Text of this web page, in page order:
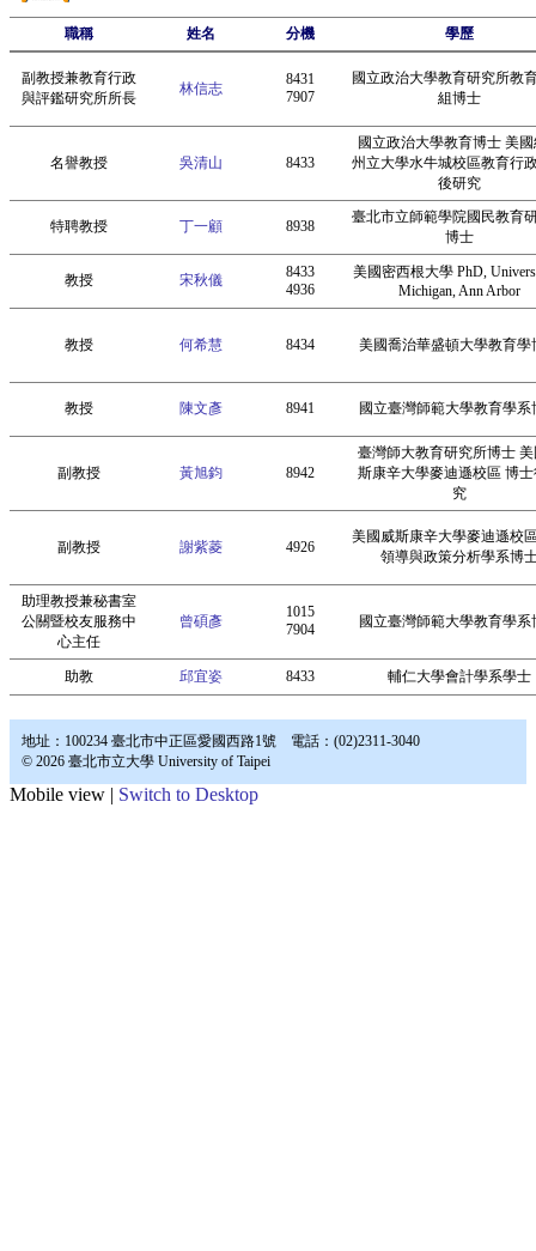
職稱 姓名 分機 學歷
副教授兼教育行政
與評鑑研究所所長
林信志
8431
7907
國立政治大學教育研究所教
組博士
名譽教授 吳清山 8433
國立政治大學教育博士 美
州立大學水牛城校區教育行
後研究
特聘教授 丁一顧 8938
臺北市立師範學院國民教育
博士
教授 宋秋儀
8433
4936
美國密西根大學 PhD,
Michigan, Ann Arbor
教授 何希慧 8434 美國喬治華盛頓大學教育學
教授 陳文彥 8941 國立臺灣師範大學教育學系
副教授 黃旭鈞 8942
臺灣師大教育研究所博士
斯康辛大學麥迪遜校區 博
究
副教授 謝紫菱 4926
美國威斯康辛大學麥迪遜校
領導與政策分析學系博
助理教授兼秘書室
公關暨校友服務中
心主任
曾碩彥
1015
7904
國立臺灣師範大學教育學系
助教 邱宜姿 8433 輔仁大學會計學系學士
地址：100234 臺北市中正區愛國西路1號 電話：(02)2311-3040
© 2026 臺北市立大學 University of Taipei
Mobile view | Switch to Desktop